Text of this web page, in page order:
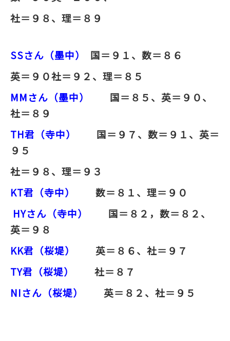
社＝９８、理＝８９
SSさん（墨中）
国＝９１、数＝８６
英＝９０社＝９２、理＝８５
MMさん（墨中）
国＝８５、 英＝９０、
社＝８９
TH君（寺中）
国＝９７、数＝９１、英＝
９５
社＝９８、理＝９３
KT君（寺中）
数＝８１、理＝９０
HYさん（寺中）
国＝８２，数＝８２、
英＝９８
KK君（桜堤）
英＝８６、社＝９７
TY君（桜堤）
社＝８７
NIさん（桜堤）
英＝８２、社＝９５